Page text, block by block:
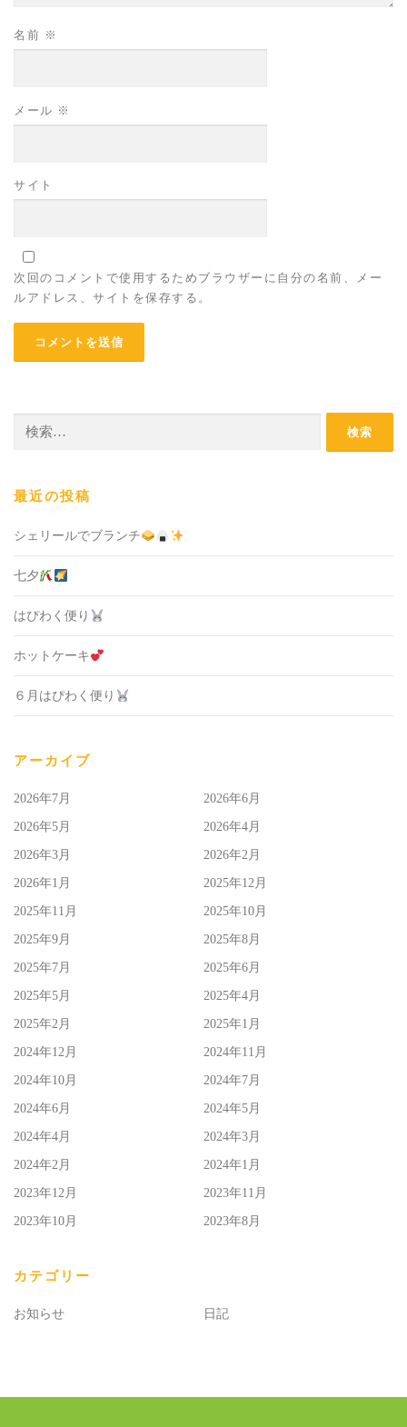
名前 ※
メール ※
サイト
次回のコメントで使用するためブラウザーに自分の名前、メー
ルアドレス、サイトを保存する。
最近の投稿
シェリールでブランチ
七夕
はぴわく便り
ホットケーキ
６月はぴわく便り
アーカイブ
2026年7月 2026年6月
2026年5月 2026年4月
2026年3月 2026年2月
2026年1月 2025年12月
2025年11月 2025年10月
2025年9月 2025年8月
2025年7月 2025年6月
2025年5月 2025年4月
2025年2月 2025年1月
2024年12月 2024年11月
2024年10月 2024年7月
2024年6月 2024年5月
2024年4月 2024年3月
2024年2月 2024年1月
2023年12月 2023年11月
2023年10月 2023年8月
カテゴリー
お知らせ 日記